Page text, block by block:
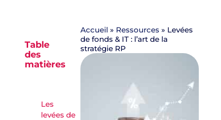
Table
des
matières
Les
levées de
Accueil » Ressources » Levées
de fonds & IT : l’art de la
stratégie RP